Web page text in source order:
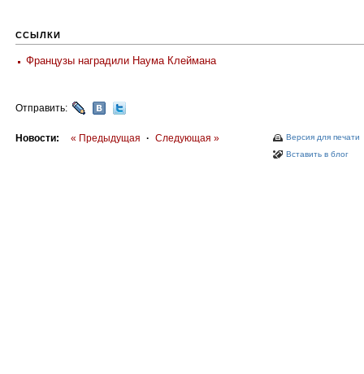
ССЫЛКИ
Французы наградили Наума Клеймана
Отправить:
Версия для печати
Вставить в блог
Новости: « Предыдущая · Следующая »